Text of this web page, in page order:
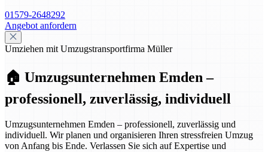
01579-2648292
Angebot anfordern
Umziehen mit Umzugstransportfirma Müller
🏠 Umzugsunternehmen Emden –
professionell, zuverlässig, individuell
Umzugsunternehmen Emden – professionell, zuverlässig und
individuell. Wir planen und organisieren Ihren stressfreien Umzug
von Anfang bis Ende. Verlassen Sie sich auf Expertise und